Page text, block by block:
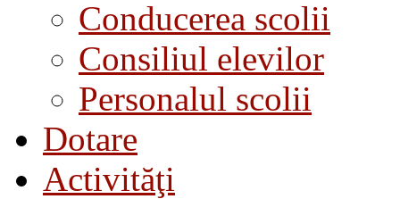
Conducerea scolii
Consiliul elevilor
Personalul scolii
Dotare
Activităţi